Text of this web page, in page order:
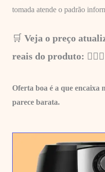
tomada atende o padrão
🛒 Veja o preço
reais do produto: 👇🏼
Oferta boa é a que encaixa
parece barata.